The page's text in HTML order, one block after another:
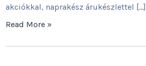
akciókkal, naprakész árukészlettel […]
Read More »